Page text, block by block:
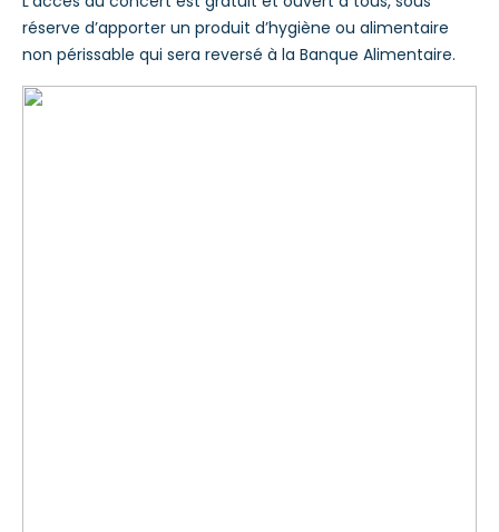
réserve d’apporter un produit d’hygiène ou alimentaire
non périssable qui sera reversé à la Banque Alimentaire.